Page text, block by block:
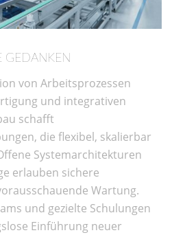
von Arbeitsprozessen
und integrativen
schafft
die flexibel, skalierbar
Systemarchitekturen
erlauben sichere
Wartung.
und gezielte Schulungen
Einführung neuer